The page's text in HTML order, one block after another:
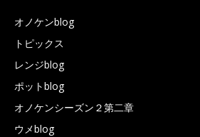
オノケンblog
トピックス
レンジblog
ポットblog
オノケンシーズン２第二章
ウメblog